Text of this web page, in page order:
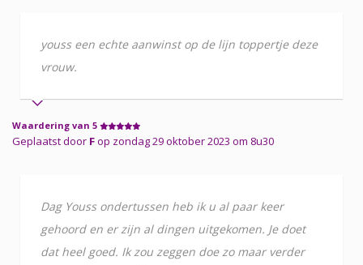
youss een echte aanwinst op de lijn toppertje deze
vrouw.
Waardering van 5
Geplaatst door Fop zondag 29 oktober 2023 om 8u30
Dag Youss ondertussen heb ik u al paar keer
gehoord en er zijn al dingen uitgekomen. Je doet
dat heel goed. Ik zou zeggen doe zo maar verder